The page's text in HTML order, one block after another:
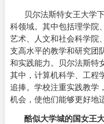
贝尔法斯特女王大学下
科领域。其中包括理学院
艺术、人文和社会科学院
支高水平的教学和研究团
和实践能力。
贝尔法斯特
其中，计算机科学、工程
追捧。学校注重实践教学
机会，使他们能够更好地
酷似大学城的国女王大